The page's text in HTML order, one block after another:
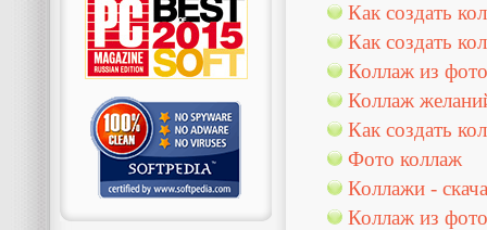
Как создать
Как создать
Коллаж из
Коллаж
Как создать
Фото коллаж
Коллажи -
Коллаж из